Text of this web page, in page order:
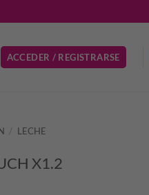
ACCEDER / REGISTRARSE
/ LECHE
X1.2